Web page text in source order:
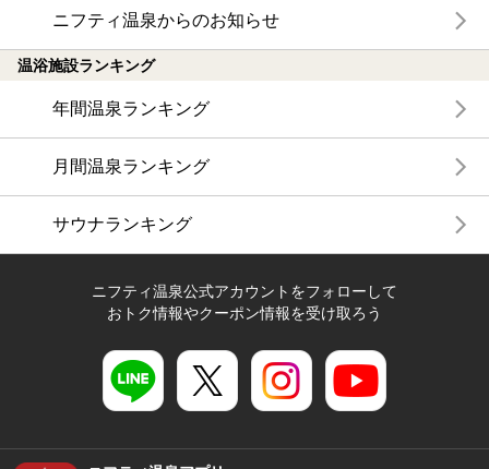
ニフティ温泉からのお知らせ
温浴施設ランキング
年間温泉ランキング
月間温泉ランキング
サウナランキング
ニフティ温泉公式アカウントをフォローして
おトク情報やクーポン情報を受け取ろう